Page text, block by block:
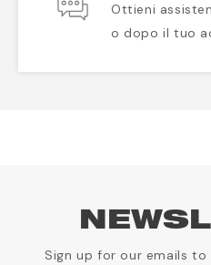
Ottieni
o dopo il tuo
Sign up for our emails to